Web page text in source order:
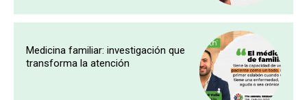
Medicina familiar: investigación que
transforma la atención